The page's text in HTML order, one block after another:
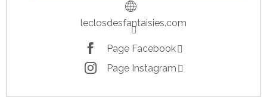
leclosdesfantaisies.com
Page Facebook
Page Instagram